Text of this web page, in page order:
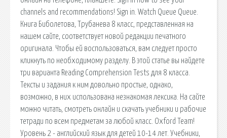
channels and recommendations! Sign in. Watch Queue Queue.
Книга Биболетова, Трубанева 8 класс, представленная на
нашем сайте, соответствует новой редакции печатного
оригинала. Чтобы ей воспользоваться, вам следует просто
кликнуть по необходимому разделу. В этой статье вы найдете
три варианта Reading Comprehension Tests для 8 класса.
Тексты и задания к ним довольно простые, однако,
возможно, в них использована незнакомая лексика. На сайте
можно читать, смотреть онлайн и скачать учебники и рабочие
тетради по всем предметам за любой класс. Oxford Team!
Уровень 2 - английский язык для детей 10-14 лет. Учебники,